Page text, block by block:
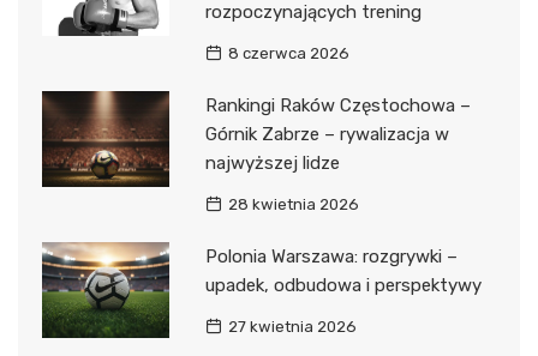
rozpoczynających trening
8 czerwca 2026
Rankingi Raków Częstochowa –
Górnik Zabrze – rywalizacja w
najwyższej lidze
28 kwietnia 2026
Polonia Warszawa: rozgrywki –
upadek, odbudowa i perspektywy
27 kwietnia 2026